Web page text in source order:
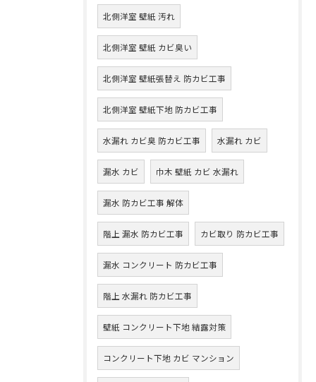
北側洋室 壁紙 汚れ
北側洋室 壁紙 カビ臭い
北側洋室 壁紙張替え 防カビ工事
北側洋室 壁紙下地 防カビ工事
水漏れ カビ臭 防カビ工事 水漏れ カビ
漏水 カビ 巾木 壁紙 カビ 水漏れ
漏水 防カビ工事 解体
階上 漏水 防カビ工事 カビ取り 防カビ工事
漏水 コンクリート 防カビ工事
階上 水漏れ 防カビ工事
壁紙 コンクリート下地 結露対策
コンクリート下地 カビ マンション